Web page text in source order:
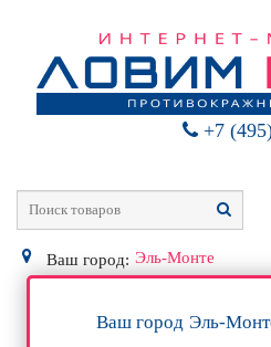
+7
Ваш город: Эль-Монте
Ваш город Эль- 0